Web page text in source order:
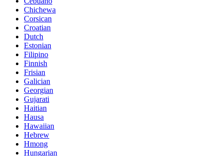
Chichewa
Corsican
Croatian
Dutch
Estonian
Filipino
Finnish
Frisian
Galician
Georgian
Gujarati
Haitian
Hausa
Hawaiian
Hebrew
Hmong
Hungarian